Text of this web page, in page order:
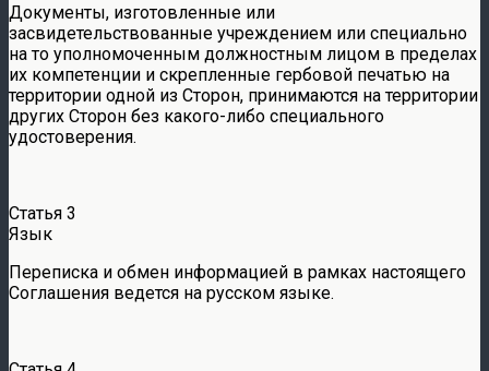
Документы, изготовленные или
засвидетельствованные учреждением или специально
на то уполномоченным должностным лицом в пределах
их компетенции и скрепленные гербовой печатью на
территории одной из Сторон, принимаются на территории
других Сторон без какого-либо специального
удостоверения.
Статья 3
Язык
Переписка и обмен информацией в рамках настоящего
Соглашения ведется на русском языке.